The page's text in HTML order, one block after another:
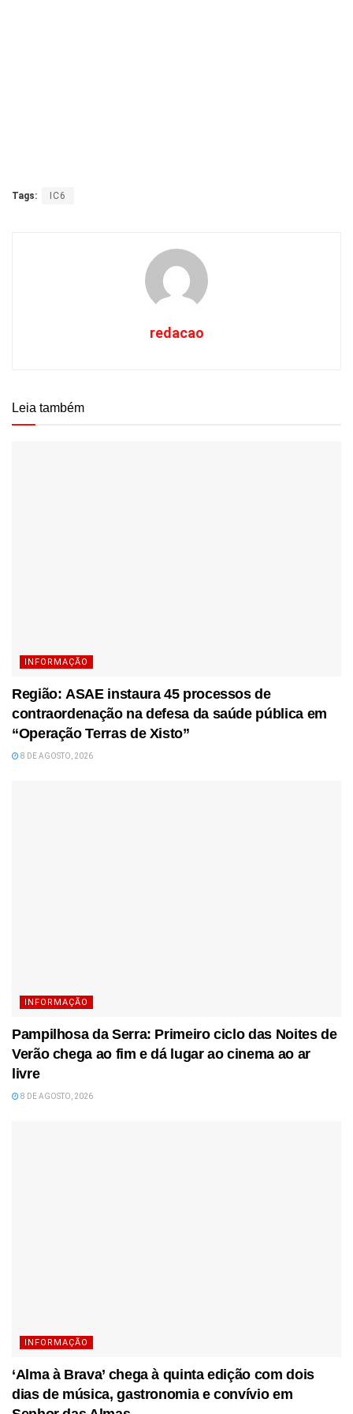
Tags: IC6
redacao
Leia também
INFORMAÇÃO
Região: ASAE instaura 45 processos de
contraordenação na defesa da saúde pública em
“Operação Terras de Xisto”
8 DE AGOSTO, 2026
INFORMAÇÃO
Pampilhosa da Serra: Primeiro ciclo das Noites de
Verão chega ao fim e dá lugar ao cinema ao ar
livre
8 DE AGOSTO, 2026
INFORMAÇÃO
‘Alma à Brava’ chega à quinta edição com dois
dias de música, gastronomia e convívio em